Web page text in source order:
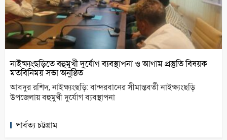
নাইক্ষ্যংছড়িতে বহুমুখী দুর্যোগ ব্যবস্থাপনা ও আগাম প্রস্তুতি বিষয়ক
মতবিনিময় সভা অনুষ্ঠিত
আবদুর রশিদ, নাইক্ষ্যংছড়ি: বান্দরবানের সীমান্তবর্তী নাইক্ষ্যংছড়ি
উপজেলায় বহুমুখী দুর্যোগ ব্যবস্থাপনা
পার্বত্য চট্টগ্রাম